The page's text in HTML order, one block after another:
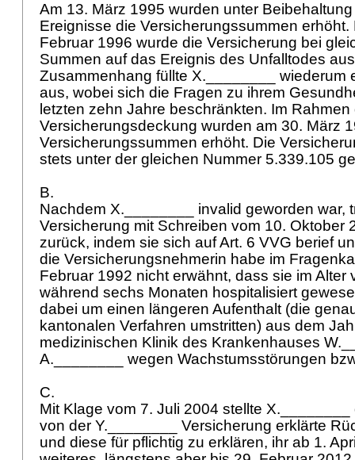
Am 13. März 1995 wurden unter
Ereignisse die Versicherungssummen erhöht.
Februar 1996 wurde die Versicherung bei
Summen auf das Ereignis des Unfalltodes
Zusammenhang füllte X.________ wiederum
aus, wobei sich die Fragen zu ihrem
letzten zehn Jahre beschränkten. Im
Versicherungsdeckung wurden am 30. März
Versicherungssummen erhöht. Die
stets unter der gleichen Nummer 5.339.105
B.
Nachdem X.________ invalid geworden war,
Versicherung mit Schreiben vom 10. Oktober
zurück, indem sie sich aufArt. 6 VVG berief
die Versicherungsnehmerin habe im
Februar 1992 nicht erwähnt, dass sie im Alter
während sechs Monaten hospitalisiert
dabei um einen längeren Aufenthalt (die
kantonalen Verfahren umstritten) aus dem
medizinischen Klinik des Krankenhauses
A.________ wegen Wachstumsstörungen
C.
Mit Klage vom 7. Juli 2004 stellte
von der Y.________ Versicherung erklärte
und diese für pflichtig zu erklären, ihr ab 1.